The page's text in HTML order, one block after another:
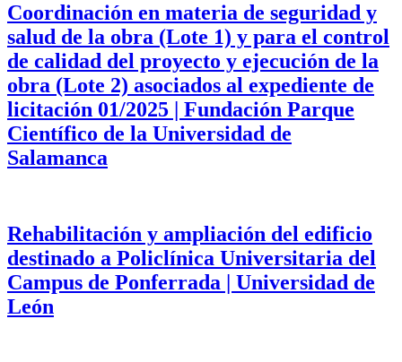
Coordinación en materia de seguridad y
salud de la obra (Lote 1) y para el control
de calidad del proyecto y ejecución de la
obra (Lote 2) asociados al expediente de
licitación 01/2025 | Fundación Parque
Científico de la Universidad de
Salamanca
Rehabilitación y ampliación del edificio
destinado a Policlínica Universitaria del
Campus de Ponferrada | Universidad de
León